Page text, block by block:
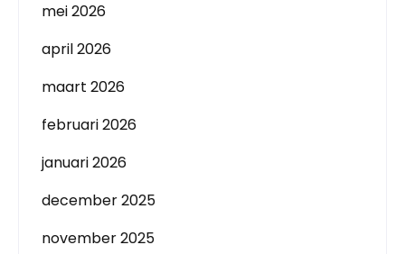
mei 2026
april 2026
maart 2026
februari 2026
januari 2026
december 2025
november 2025